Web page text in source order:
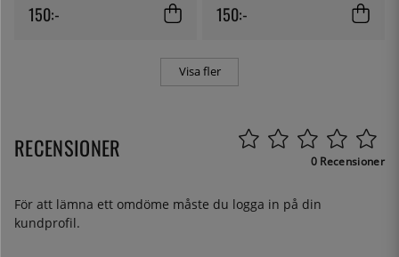
150:- 150:-
Visa fler
RECENSIONER 0 Recensioner
För att lämna ett omdöme måste du logga in på din
kundprofil.